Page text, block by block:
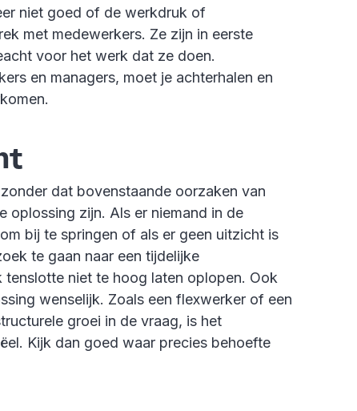
niet goed of de werkdruk of
met medewerkers. Ze zijn in eerste
voor het werk dat ze doen.
en managers, moet je achterhalen en
dat bovenstaande oorzaken van
oplossing zijn. Als er niemand in de
bij te springen of als er geen uitzicht is
te gaan naar een tijdelijke
niet te hoog laten oplopen. Ook
wenselijk. Zoals een flexwerker of een
groei in de vraag, is het
Kijk dan goed waar precies behoefte